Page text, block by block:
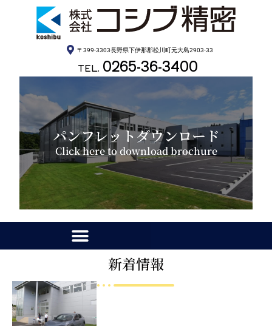
〒399-3303長野県下伊那郡松川町元大島2903-33
TEL. 0265-36-3400
パンフレットダウンロード
Click here to download brochure
新着情報